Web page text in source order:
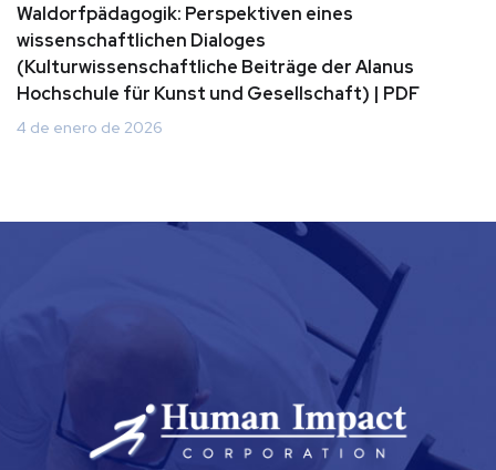
Waldorfpädagogik: Perspektiven eines
wissenschaftlichen Dialoges
(Kulturwissenschaftliche Beiträge der Alanus
Hochschule für Kunst und Gesellschaft) | PDF
4 de enero de 2026